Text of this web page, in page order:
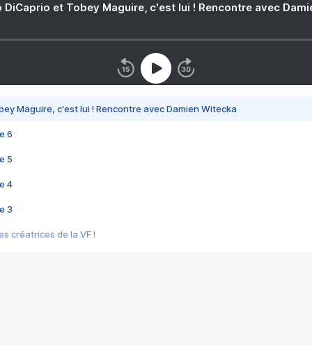
DiCaprio et Tobey Maguire, c'est lui ! Rencontre avec
Maguire, c'est lui ! Rencontre avec Damien Witecka
6
5
4
3
créatrices de la VF !